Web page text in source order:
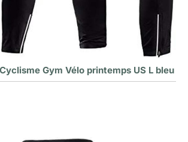
Gym Vélo printemps US L bleu